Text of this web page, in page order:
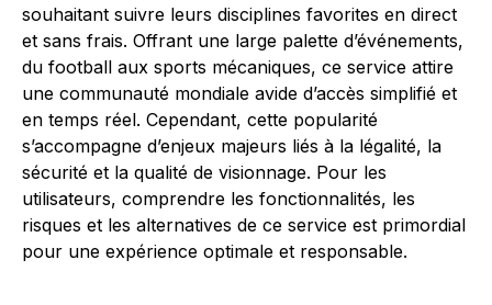
souhaitant suivre leurs disciplines favorites en direct
et sans frais. Offrant une large palette d’événements,
du football aux sports mécaniques, ce service attire
une communauté mondiale avide d’accès simplifié et
en temps réel. Cependant, cette popularité
s’accompagne d’enjeux majeurs liés à la légalité, la
sécurité et la qualité de visionnage. Pour les
utilisateurs, comprendre les fonctionnalités, les
risques et les alternatives de ce service est primordial
pour une expérience optimale et responsable.